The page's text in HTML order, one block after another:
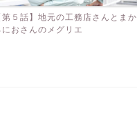
第５話】地元の工務店さんとまか
におさんのメグリエ